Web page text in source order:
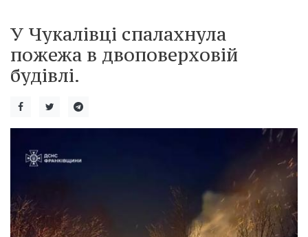
У Чукалівці спалахнула
пожежа в двоповерховій
будівлі.